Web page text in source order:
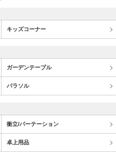
キッズコーナー
ガーデンテーブル
パラソル
衝立/パーテーション
卓上用品